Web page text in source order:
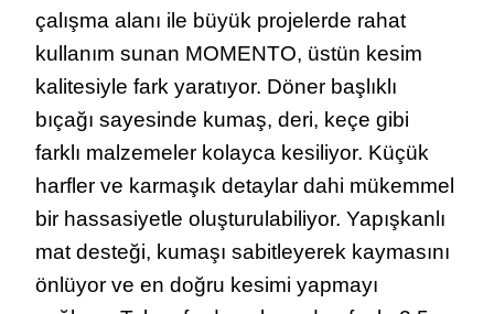
çalışma alanı ile büyük projelerde rahat
kullanım sunan MOMENTO, üstün kesim
kalitesiyle fark yaratıyor. Döner başlıklı
bıçağı sayesinde kumaş, deri, keçe gibi
farklı malzemeler kolayca kesiliyor. Küçük
harfler ve karmaşık detaylar dahi mükemmel
bir hassasiyetle oluşturulabiliyor. Yapışkanlı
mat desteği, kumaşı sabitleyerek kaymasını
önlüyor ve en doğru kesimi yapmayı